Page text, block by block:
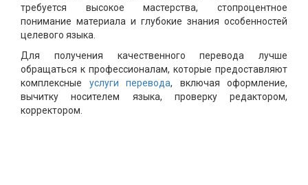
требуется высокое мастерства, стопроцентное
понимание материала и глубокие знания особенностей
целевого языка.
Для получения качественного перевода лучше
обращаться к профессионалам, которые предоставляют
комплексные услуги перевода, включая оформление,
вычитку носителем языка, проверку редактором,
корректором.